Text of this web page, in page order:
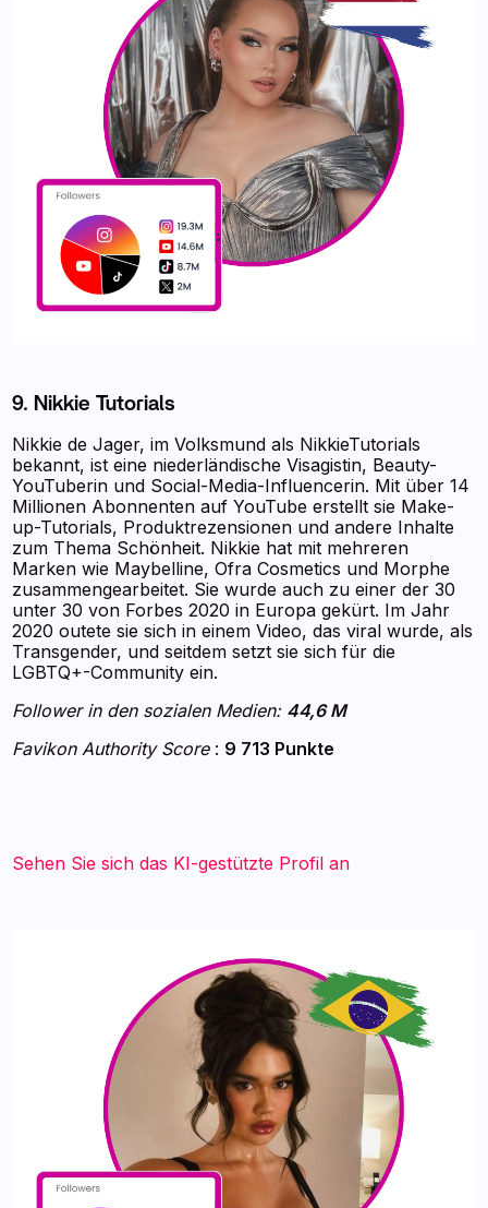
9. Nikkie Tutorials
Nikkie de Jager, im Volksmund als NikkieTutorials
bekannt, ist eine niederländische Visagistin, Beauty-
YouTuberin und Social-Media-Influencerin. Mit über 14
Millionen Abonnenten auf YouTube erstellt sie Make-
up-Tutorials, Produktrezensionen und andere Inhalte
zum Thema Schönheit. Nikkie hat mit mehreren
Marken wie Maybelline, Ofra Cosmetics und Morphe
zusammengearbeitet. Sie wurde auch zu einer der 30
unter 30 von Forbes 2020 in Europa gekürt. Im Jahr
2020 outete sie sich in einem Video, das viral wurde, als
Transgender, und seitdem setzt sie sich für die
LGBTQ+-Community ein.
Follower in den sozialen Medien: 44,6 M
Favikon Authority Score: 9 713 Punkte
Sehen Sie sich das KI-gestützte Profil an